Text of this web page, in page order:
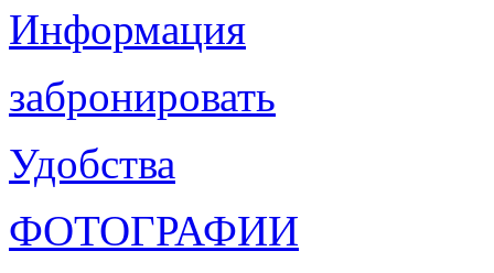
Информация
забронировать
Удобства
ФОТОГРАФИИ